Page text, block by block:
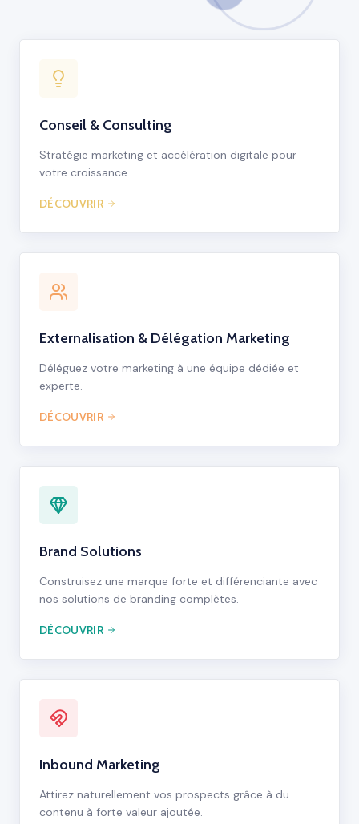
Conseil & Consulting
Stratégie marketing et accélération digitale pour
votre croissance.
DÉCOUVRIR
Externalisation & Délégation Marketing
Déléguez votre marketing à une équipe dédiée et
experte.
DÉCOUVRIR
Brand Solutions
Construisez une marque forte et différenciante avec
nos solutions de branding complètes.
DÉCOUVRIR
Inbound Marketing
Attirez naturellement vos prospects grâce à du
contenu à forte valeur ajoutée.